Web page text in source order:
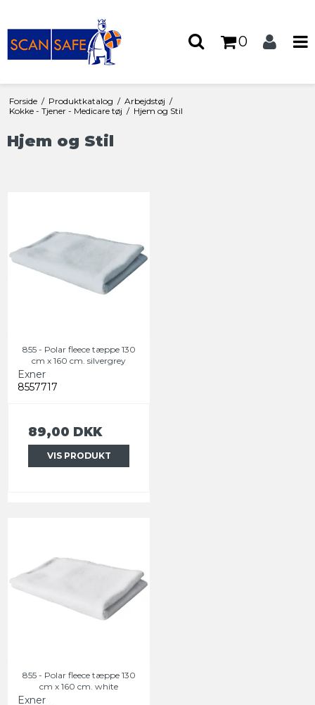
0
Forside / Produktkatalog / Arbejdstøj /
Kokke - Tjener - Medicare tøj / Hjem og Stil
Hjem og Stil
855 - Polar fleece tæppe 130
cm x 160 cm. silvergrey
Exner
8557717
89,00 DKK
VIS PRODUKT
855 - Polar fleece tæppe 130
cm x 160 cm. white
Exner